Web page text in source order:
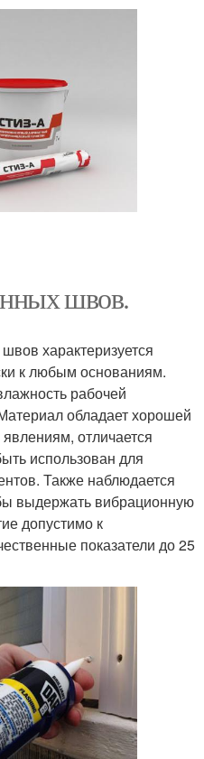
швов.
характеризуется
к любым основаниям.
рабочей
обладает хорошей
отличается
использован для
Также наблюдается
выдержать вибрационную
допустимо к
показатели до 25